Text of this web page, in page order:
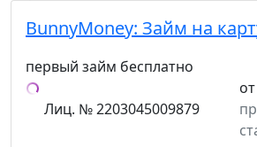
BunnyMoney: Займ на
первый займ бесплатно
Лиц. № 2203045009879